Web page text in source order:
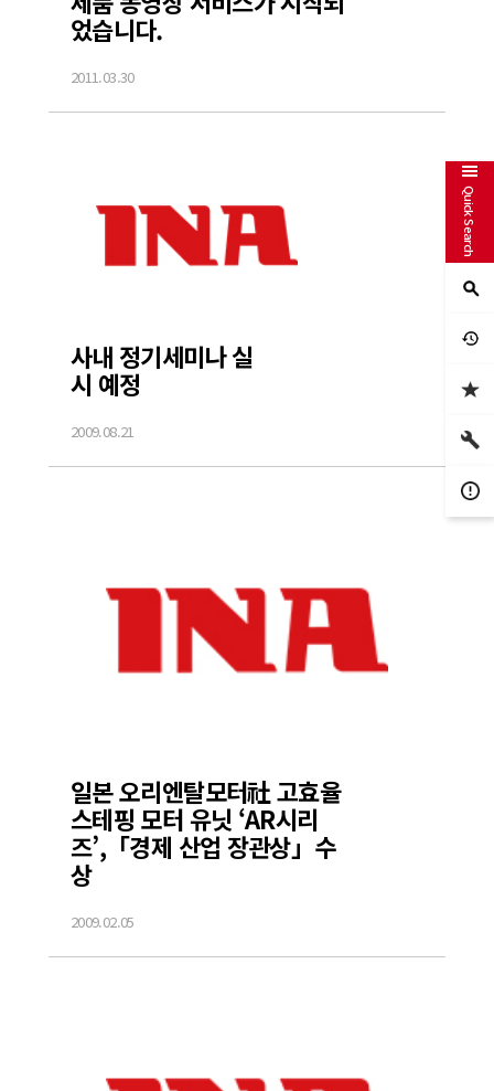
Quick Search
었습니다.
2011.03.30
사내 정기세미나 실
시 예정
2009.08.21
일본 오리엔탈모터社 고효율
스테핑 모터 유닛 ‘AR시리
즈’,「경제 산업 장관상」수
상
2009.02.05